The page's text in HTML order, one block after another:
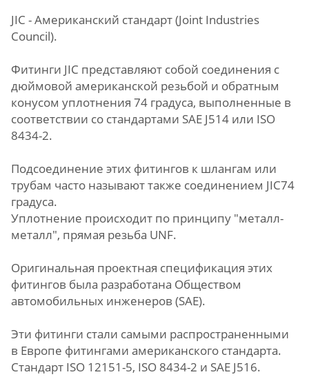
JIC - Американский стандарт (Joint Industries
Council).
Фитинги JIC представляют собой соединения с
дюймовой американской резьбой и обратным
конусом уплотнения 74 градуса, выполненные в
соответствии со стандартами SAE J514 или ISO
8434-2.
Подсоединение этих фитингов к шлангам или
трубам часто называют также соединением JIC74
градуса.
Уплотнение происходит по принципу "металл-
металл", прямая резьба UNF.
Оригинальная проектная спецификация этих
фитингов была разработана Обществом
автомобильных инженеров (SAE).
Эти фитинги стали самыми распространенными
в Европе фитингами американского стандарта.
Стандарт ISO 12151-5, ISO 8434-2 и SAE J516.